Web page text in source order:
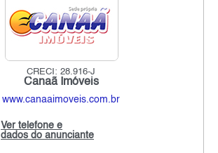
CRECI: 28.916-J
Canaã Imóveis
www.canaaimoveis.com.br
Ver telefone e
dados do anunciante